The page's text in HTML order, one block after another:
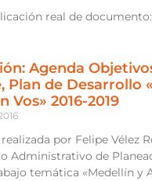
real de documento:
Agenda
Plan de Desarrollo
Vos» 2016-2019
por Felipe Vélez
Administrativo de
temática «Medellín y